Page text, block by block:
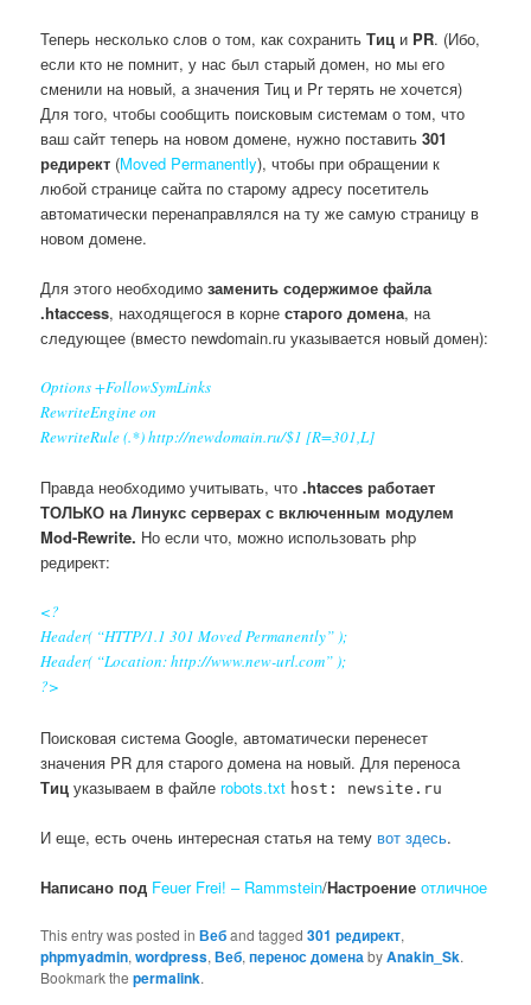
Теперь несколько слов о том, как сохранитьТиц и PR. (Ибо,
если кто не помнит, у нас был старый домен, но мы его
сменили на новый, а значения Тиц и Pr терять не хочется)
Для того, чтобы сообщить поисковым системам о том, что
ваш сайт теперь на новом домене, нужно поставить301
редирект (Moved Permanently), чтобы при обращении к
любой странице сайта по старому адресу посетитель
автоматически перенаправлялся на ту же самую страницу в
новом домене.
Для этого необходимозаменить содержимое файла
.htaccess, находящегося в корнестарого домена, на
следующее (вместо newdomain.ru указывается новый домен):
Options +FollowSymLinks
RewriteEngine on
RewriteRule (.*) http://newdomain.ru/$1 [R=301,L]
Правда необходимо учитывать, что.htacces работает
ТОЛЬКО на Линукс серверах с включенным модулем
Mod-Rewrite. Но если что, можно использовать php
редирект:
<?
Header( “HTTP/1.1 301 Moved Permanently” );
Header( “Location: http://www.new-url.com” );
?>
Поисковая система Google, автоматически перенесет
значения PR для старого домена на новый. Для переноса
Тиц указываем в файле robots.txt host: newsite.ru
И еще, есть очень интересная статья на тему вот здесь.
Написано под Feuer Frei! – Rammstein/Настроение отличное
This entry was posted inВебand tagged301 редирект,
phpmyadmin,wordpress,Веб,перенос доменаbyAnakin_Sk.
Bookmark thepermalink.